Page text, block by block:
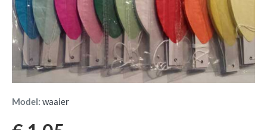
Model: waaier